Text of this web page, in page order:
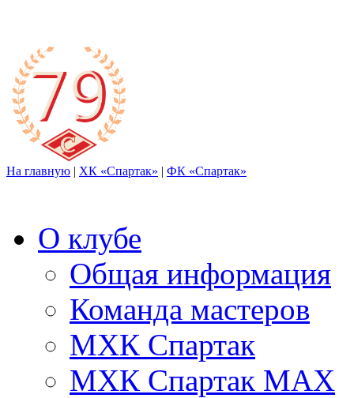
На главную | ХК «Спартак» | ФК «Спартак»
О клубе
Общая информация
Команда мастеров
МХК Спартак
МХК Спартак МАХ